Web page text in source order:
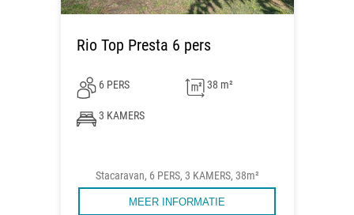
Rio Top Presta 6 pers
6 PERS 38 m²
3 KAMERS
Stacaravan, 6 PERS, 3 KAMERS, 38m²
MEER INFORMATIE